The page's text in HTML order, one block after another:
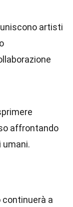
artisti
affrontando
continuerà a